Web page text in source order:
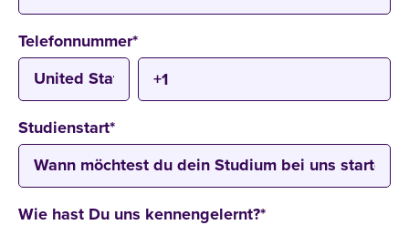
Telefonnummer*
Studienstart*
Wie hast Du uns kennengelernt?*